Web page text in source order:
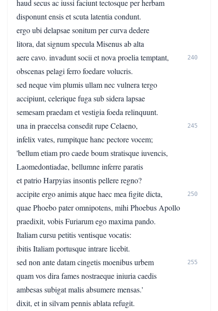
haud secus ac iussi faciunt tectosque per herbam
disponunt ensis et scuta latentia condunt.
ergo ubi delapsae sonitum per curva dedere
litora, dat signum specula Misenus ab alta
aere cavo. invadunt socii et nova proelia temptant,
240
obscenas pelagi ferro foedare volucris.
sed neque vim plumis ullam nec vulnera tergo
accipiunt, celerique fuga sub sidera lapsae
semesam praedam et vestigia foeda relinquunt.
una in praecelsa consedit rupe Celaeno,
245
infelix vates, rumpitque hanc pectore vocem;
'bellum etiam pro caede boum stratisque iuvencis,
Laomedontiadae, bellumne inferre paratis
et patrio Harpyias insontis pellere regno?
accipite ergo animis atque haec mea figite dicta,
250
quae Phoebo pater omnipotens, mihi Phoebus Apollo
praedixit, vobis Furiarum ego maxima pando.
Italiam cursu petitis ventisque vocatis:
ibitis Italiam portusque intrare licebit.
sed non ante datam cingetis moenibus urbem
255
quam vos dira fames nostraeque iniuria caedis
ambesas subigat malis absumere mensas.'
dixit, et in silvam pennis ablata refugit.